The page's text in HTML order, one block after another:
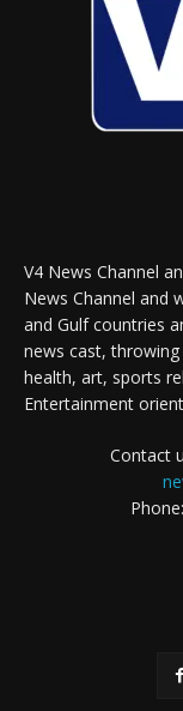
V4 News Channel
News Channel and
and Gulf countries
news cast,
health, art, sports
Entertainment
Contact
Phone: